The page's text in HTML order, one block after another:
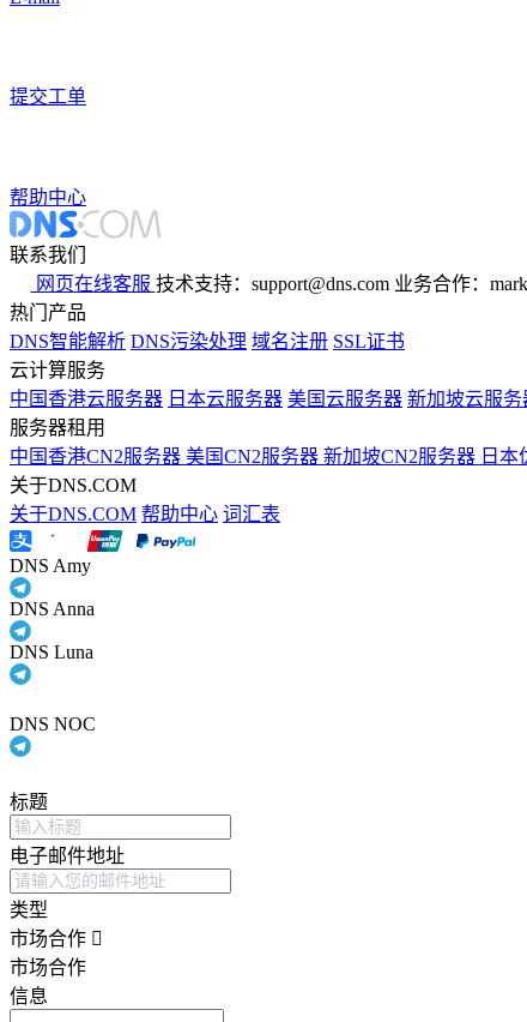
提交工单
帮助中心
联系我们
网页在线客服 技术支持：support@dns.com 业务合作：
热门产品
DNS智能解析 DNS污染处理 域名注册 SSL证书
云计算服务
中国香港云服务器 日本云服务器 美国云服务器 新加坡云服务
服务器租用
中国香港CN2服务器 美国CN2服务器 新加坡CN2服务器 日本
关于DNS.COM
关于DNS.COM 帮助中心 词汇表
DNS Amy
DNS Anna
DNS Luna
DNS NOC
标题
电子邮件地址
类型
市场合作
市场合作
信息